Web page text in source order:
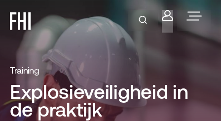
Training
Explosieveiligheid in
de praktijk